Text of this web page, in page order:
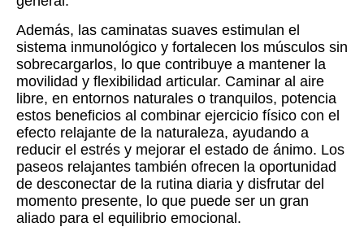
Además, las caminatas suaves estimulan el
sistema inmunológico y fortalecen los músculos sin
sobrecargarlos, lo que contribuye a mantener la
movilidad y flexibilidad articular. Caminar al aire
libre, en entornos naturales o tranquilos, potencia
estos beneficios al combinar ejercicio físico con el
efecto relajante de la naturaleza, ayudando a
reducir el estrés y mejorar el estado de ánimo. Los
paseos relajantes también ofrecen la oportunidad
de desconectar de la rutina diaria y disfrutar del
momento presente, lo que puede ser un gran
aliado para el equilibrio emocional.